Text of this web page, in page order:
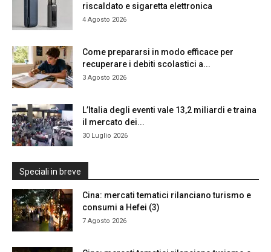
riscaldato e sigaretta elettronica
4 Agosto 2026
Come prepararsi in modo efficace per
recuperare i debiti scolastici a...
3 Agosto 2026
L’Italia degli eventi vale 13,2 miliardi e traina
il mercato dei...
30 Luglio 2026
Speciali in breve
Cina: mercati tematici rilanciano turismo e
consumi a Hefei (3)
7 Agosto 2026